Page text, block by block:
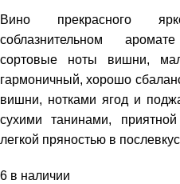
Вино прекрасного
соблазнительном
сортовые ноты вишни,
гармоничный, хорошо
вишни, нотками ягод и
сухими танинами,
легкой пряностью в
6 в наличии